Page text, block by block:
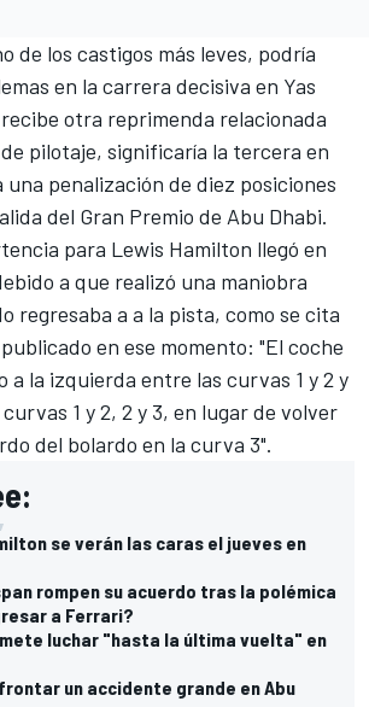
de los castigos más leves, podría
en la carrera decisiva en Yas
otra reprimenda relacionada
pilotaje, significaría la tercera en
una penalización de diez posiciones
del Gran Premio de Abu Dhabi.
para Lewis Hamilton llegó en
a que realizó una maniobra
regresaba a a la pista, como se cita
en ese momento: "El coche
a la izquierda entre las curvas 1 y 2 y
1 y 2, 2 y 3, en lugar de volver
del bolardo en la curva 3".
se verán las caras el jueves en
rompen su acuerdo tras la polémica
a Ferrari?
luchar "hasta la última vuelta" en
un accidente grande en Abu